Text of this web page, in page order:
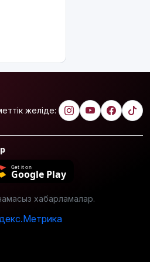
желіде:
Get it on
Google Play
хабарламалар.